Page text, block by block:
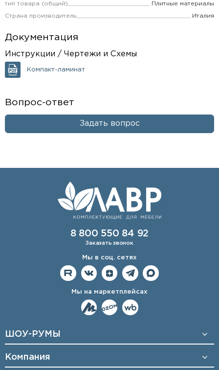
тип товара (общий) Плитные материалы
Страна производитель Италия
Документация
Инструкции / Чертежи и Схемы
Компакт-ламинат
Вопрос-ответ
Задать вопрос
8 800 550 84 92
Заказать звонок
Мы в соц. сетях
Мы на маркетплейсах
ШОУ-РУМЫ
Компания